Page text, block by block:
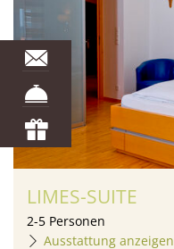
LIMES-SUITE
2-5 Personen
Ausstattung anzeigen